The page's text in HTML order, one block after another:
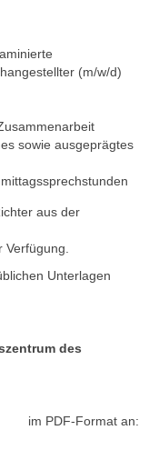
(m/w/d)
sowie ausgeprägtes
aus der
Unterlagen
des
Format an: